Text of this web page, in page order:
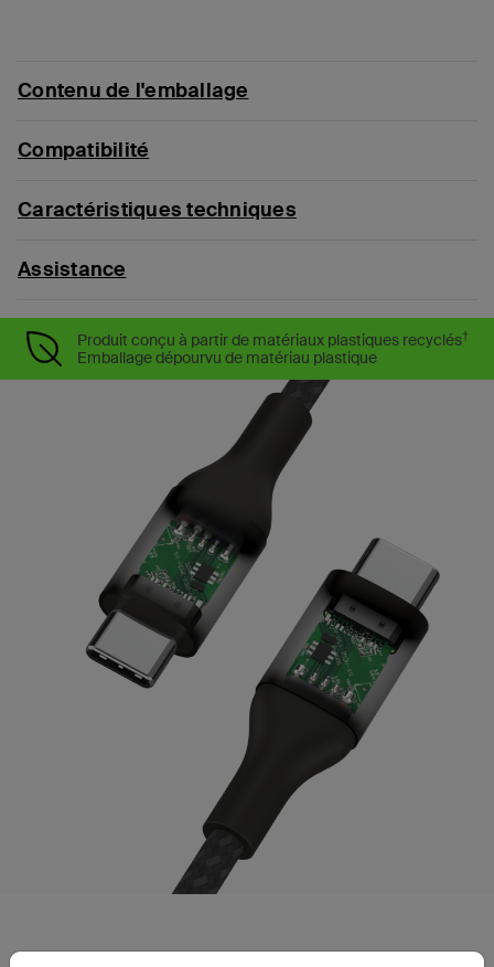
Contenu de l'emballage
Compatibilité
Caractéristiques techniques
Assistance
Produit conçu à partir de matériaux plastiques recyclés†
Emballage dépourvu de matériau plastique